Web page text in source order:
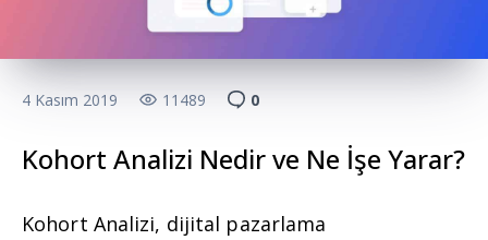
4 Kasım 2019 11489 0
Kohort Analizi Nedir ve Ne İşe Yarar?
Kohort Analizi, dijital pazarlama